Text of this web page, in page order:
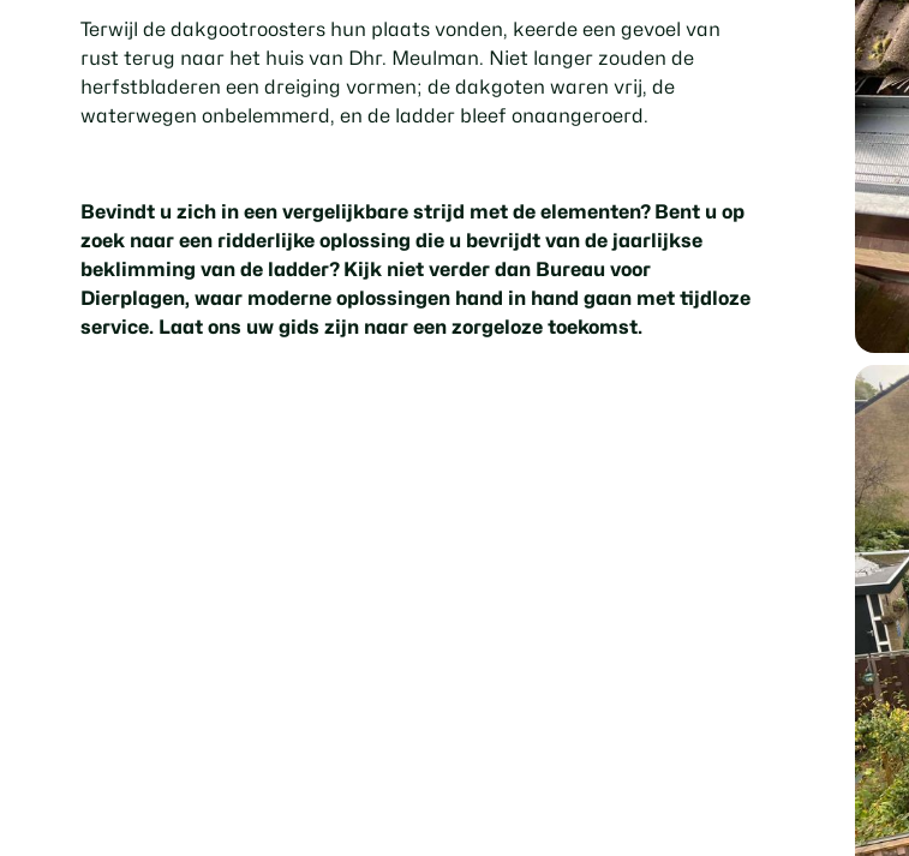
Terwijl de dakgootroosters hun plaats vonden, keerde een gevoel van
rust terug naar het huis van Dhr. Meulman. Niet langer zouden de
herfstbladeren een dreiging vormen; de dakgoten waren vrij, de
waterwegen onbelemmerd, en de ladder bleef onaangeroerd.
Bevindt u zich in een vergelijkbare strijd met de elementen? Bent u op
zoek naar een ridderlijke oplossing die u bevrijdt van de jaarlijkse
beklimming van de ladder? Kijk niet verder dan Bureau voor
Dierplagen, waar moderne oplossingen hand in hand gaan met tijdloze
service. Laat ons uw gids zijn naar een zorgeloze toekomst.